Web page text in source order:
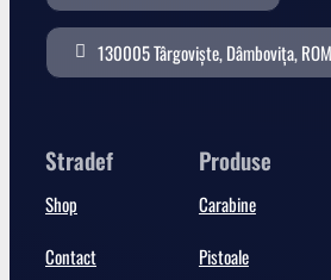
130005 Târgoviște, Dâmbovița,
Stradef
Shop
Contact
Produse
Carabine
Pistoale